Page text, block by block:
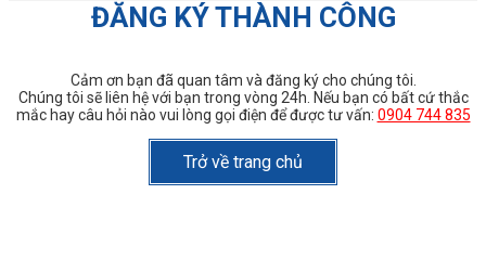
ĐĂNG KÝ THÀNH CÔNG
Cảm ơn bạn đã quan tâm và đăng ký cho chúng tôi.
Chúng tôi sẽ liên hệ với bạn trong vòng 24h. Nếu bạn có bất cứ thắc
mắc hay câu hỏi nào vui lòng gọi điện để được tư vấn: 0904 744 835
Trở về trang chủ